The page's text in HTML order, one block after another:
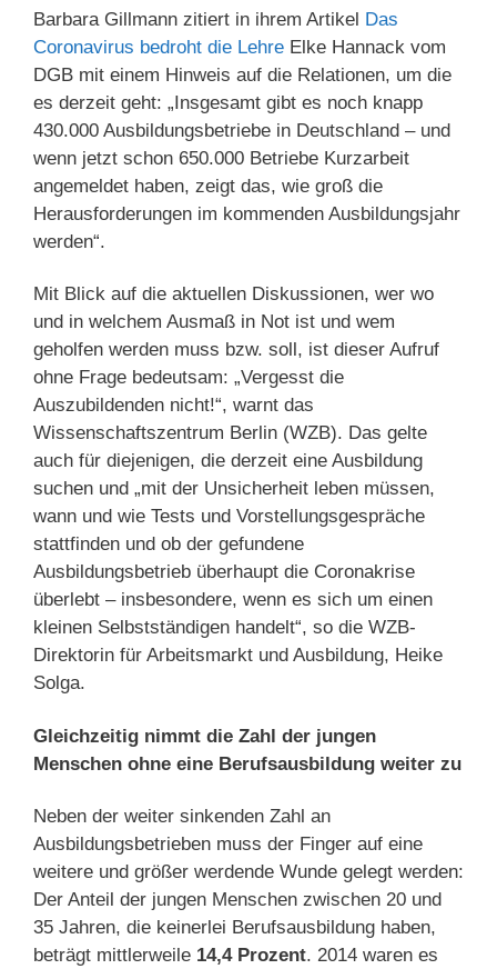
Barbara Gillmann zitiert in ihrem Artikel
Das
Coronavirus bedroht die Lehre Elke Hannack vom
DGB mit einem Hinweis auf die Relationen, um die
es derzeit geht: „Insgesamt gibt es noch knapp
430.000 Ausbildungsbetriebe in Deutschland – und
wenn jetzt schon 650.000 Betriebe Kurzarbeit
angemeldet haben, zeigt das, wie groß die
Herausforderungen im kommenden Ausbildungsjahr
werden“.
Mit Blick auf die aktuellen Diskussionen, wer wo
und in welchem Ausmaß in Not ist und wem
geholfen werden muss bzw. soll, ist dieser Aufruf
ohne Frage bedeutsam: „Vergesst die
Auszubildenden nicht!“, warnt das
Wissenschaftszentrum Berlin (WZB). Das gelte
auch für diejenigen, die derzeit eine Ausbildung
suchen und „mit der Unsicherheit leben müssen,
wann und wie Tests und Vorstellungsgespräche
stattfinden und ob der gefundene
Ausbildungsbetrieb überhaupt die Coronakrise
überlebt – insbesondere, wenn es sich um einen
kleinen Selbstständigen handelt“, so die WZB-
Direktorin für Arbeitsmarkt und Ausbildung, Heike
Solga.
Gleichzeitig nimmt die Zahl der jungen
Menschen ohne eine Berufsausbildung weiter zu
Neben der weiter sinkenden Zahl an
Ausbildungsbetrieben muss der Finger auf eine
weitere und größer werdende Wunde gelegt werden:
Der Anteil der jungen Menschen zwischen 20 und
35 Jahren, die keinerlei Berufsausbildung haben,
beträgt mittlerweile 14,4 Prozent. 2014 waren es